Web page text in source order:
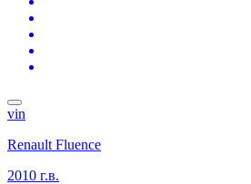
vin
Renault Fluence
2010 г.в.